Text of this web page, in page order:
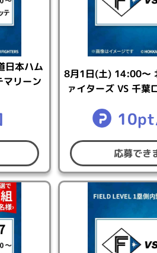
意いただける方
録している方
発送先住所が日本国内の方
情報（氏名・住所・電話番号）を
グインしたのち、 こちら の「ユ
火）10:00 ～ 2026年7月14日（
)にコナミスタイルにて発表
獲得方法】
日本ハム
マリーン
8月1日(土) 14:00～
ァイターズ VS 千葉
応募でき